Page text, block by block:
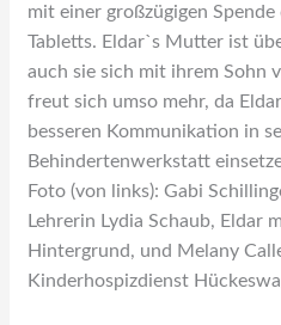
mit einer großzügigen
Tabletts. Eldar`s Mutter ist
auch sie sich mit ihrem Sohn
freut sich umso mehr, da
besseren Kommunikation in
Behindertenwerkstatt
Foto (von links): Gabi
Lehrerin Lydia Schaub, Eldar
Hintergrund, und Melany
Kinderhospizdienst